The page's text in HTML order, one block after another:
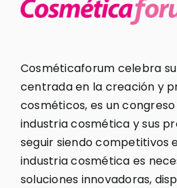
Cosméticaforum celebra
centrada en la creación y
cosméticos, es un
industria cosmética y sus
seguir siendo competitivos
industria cosmética es
soluciones innovadoras,